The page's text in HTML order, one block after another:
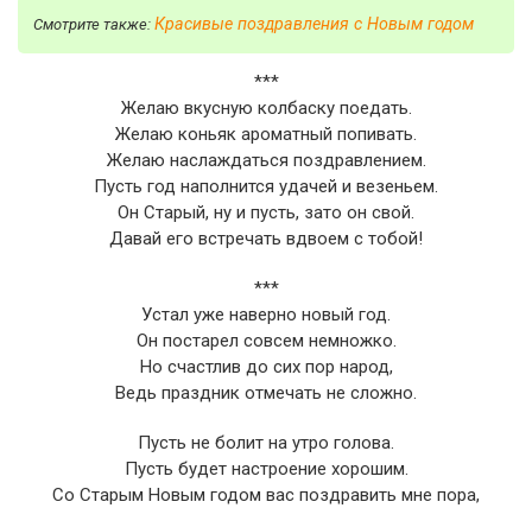
Смотрите также: Красивые поздравления с Новым годом
***
Желаю вкусную колбаску поедать.
Желаю коньяк ароматный попивать.
Желаю наслаждаться поздравлением.
Пусть год наполнится удачей и везеньем.
Он Старый, ну и пусть, зато он свой.
Давай его встречать вдвоем с тобой!
***
Устал уже наверно новый год.
Он постарел совсем немножко.
Но счастлив до сих пор народ,
Ведь праздник отмечать не сложно.
Пусть не болит на утро голова.
Пусть будет настроение хорошим.
Со Старым Новым годом вас поздравить мне пора,